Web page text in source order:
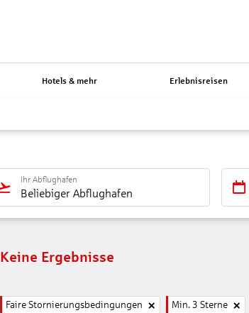
Hotels & mehr Erlebnisreisen
Ihr Abflughafen
Beliebiger Abflughafen
Keine Ergebnisse
Faire Stornierungsbedingungen Min. 3 Sterne